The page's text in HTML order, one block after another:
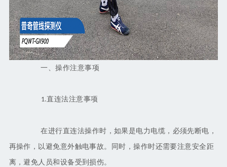
一、操作注意事项
1.直连法注意事项
在进行直连法操作时，如果是电力电缆，必须先断电，
再操作，以避免意外触电事故。同时，操作时还需要注意安全距
离，避免人员和设备受到损伤。